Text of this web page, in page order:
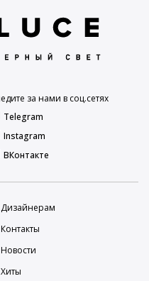
за нами в соц.сетях
Telegram
Instagram
ВКонтакте
Дизайнерам
Контакты
Новости
Хиты